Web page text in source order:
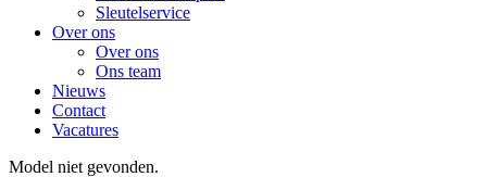
Sleutelservice
Over ons
Over ons
Ons team
Nieuws
Contact
Vacatures
Model niet gevonden.